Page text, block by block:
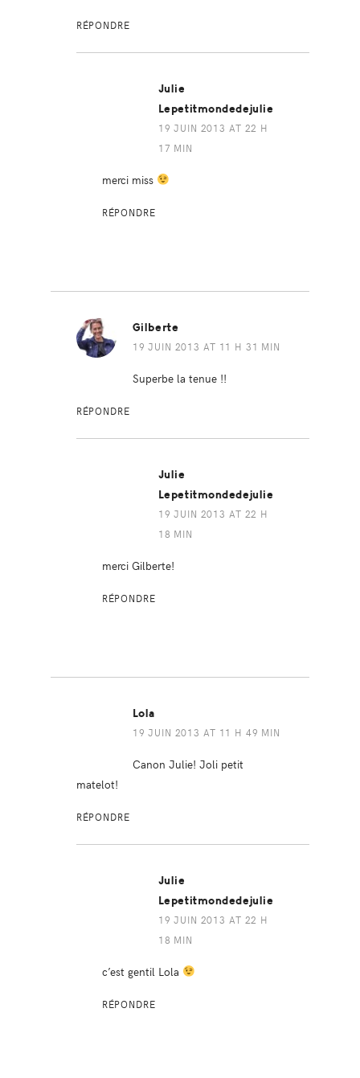
RÉPONDRE
Julie
Lepetitmondedejulie
19 JUIN 2013 AT 22 H
17 MIN
merci miss
RÉPONDRE
Gilberte
19 JUIN 2013 AT 11 H 31 MIN
Superbe la tenue !!
RÉPONDRE
Julie
Lepetitmondedejulie
19 JUIN 2013 AT 22 H
18 MIN
merci Gilberte!
RÉPONDRE
Lola
19 JUIN 2013 AT 11 H 49 MIN
Canon Julie! Joli petit
matelot!
RÉPONDRE
Julie
Lepetitmondedejulie
19 JUIN 2013 AT 22 H
18 MIN
c’est gentil Lola
RÉPONDRE